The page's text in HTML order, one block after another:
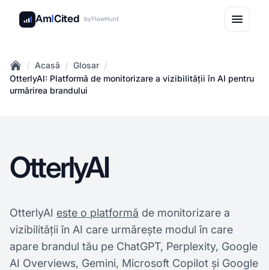
AmICited byFlowHunt
Home
/ Acasă / Glosar /
OtterlyAI: Platformă de monitorizare a vizibilității în AI pentru
urmărirea brandului
OtterlyAI
OtterlyAI este o platformă de monitorizare a
vizibilității în AI care urmărește modul în care
apare brandul tău pe ChatGPT, Perplexity, Google
AI Overviews, Gemini, Microsoft Copilot și Google